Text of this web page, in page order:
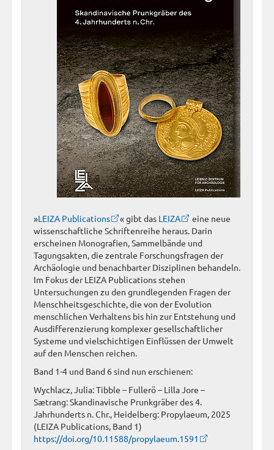
»LEIZA Publications « gibt das LEIZA
eine neue
wissenschaftliche Schriftenreihe heraus. Darin
erscheinen Monografien, Sammelbände und
Tagungsakten, die zentrale Forschungsfragen der
Archäologie und benachbarter Disziplinen behandeln.
Im Fokus der LEIZA Publications stehen
Untersuchungen zu den grundlegenden Fragen der
Menschheitsgeschichte, die von der Evolution
menschlichen Verhaltens bis hin zur Entstehung und
Ausdifferenzierung komplexer gesellschaftlicher
Systeme und vielschichtigen Einflüssen der Umwelt
auf den Menschen reichen.
Band 1-4 und Band 6 sind nun erschienen:
Wychlacz, Julia: Tibble – Fullerö – Lilla Jore –
Sætrang: Skandinavische Prunkgräber des 4.
Jahrhunderts n. Chr., Heidelberg: Propylaeum, 2025
(LEIZA Publications, Band 1)
https://doi.org/10.11588/propylaeum.1591